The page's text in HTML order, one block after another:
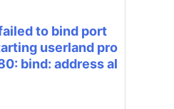
to bind port
userland pro
bind: address al